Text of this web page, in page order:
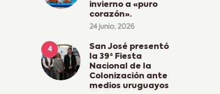
invierno a «puro
corazón».
24 junio, 2026
San José presentó
la 39ª Fiesta
Nacional de la
Colonización ante
medios uruguayos